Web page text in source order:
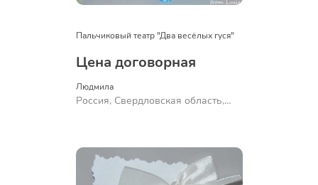
Пальчиковый театр "Два весёлых гуся"
Цена договорная
Людмила
Россия, Свердловская область,